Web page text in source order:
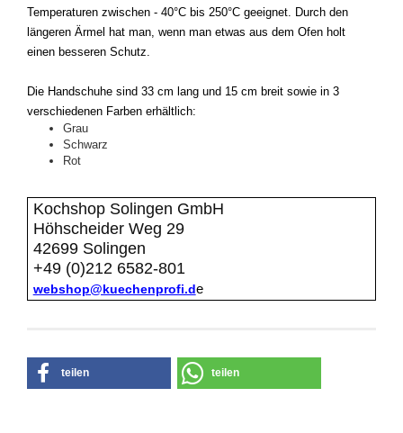
Temperaturen zwischen - 40°C bis 250°C geeignet. Durch den
längeren Ärmel hat man, wenn man etwas aus dem Ofen holt
einen besseren Schutz.
Die Handschuhe sind 33 cm lang und 15 cm breit sowie in 3
verschiedenen Farben erhältlich:
Grau
Schwarz
Rot
Kochshop Solingen GmbH
Höhscheider Weg 29
42699 Solingen
+49 (0)212 6582-801
webshop@kuechenprofi.de
teilen teilen